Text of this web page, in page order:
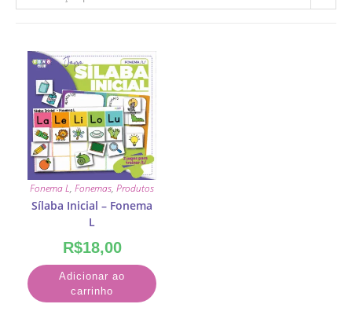
Fonema L, Fonemas, Produtos
Sílaba Inicial – Fonema
L
R$18,00
Adicionar ao
carrinho